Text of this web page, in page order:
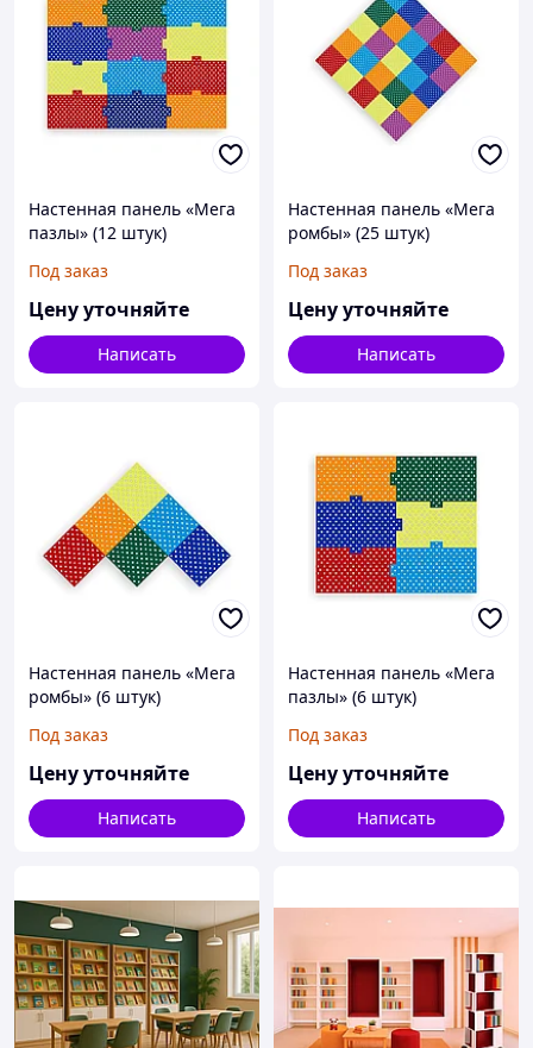
Настенная панель «Мега
пазлы» (12 штук)
Под заказ
Цену уточняйте
Написать
Настенная панель «Мега
ромбы» (25 штук)
Под заказ
Цену уточняйте
Написать
Настенная панель «Мега
ромбы» (6 штук)
Под заказ
Цену уточняйте
Написать
Настенная панель «Мега
пазлы» (6 штук)
Под заказ
Цену уточняйте
Написать